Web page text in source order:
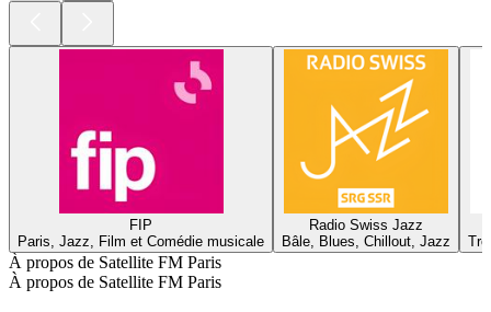
FIP
Paris, Jazz, Film et Comédie musicale
Radio Swiss Jazz
Bâle, Blues, Chillout, Jazz
À propos de Satellite FM Paris
À propos de Satellite FM Paris